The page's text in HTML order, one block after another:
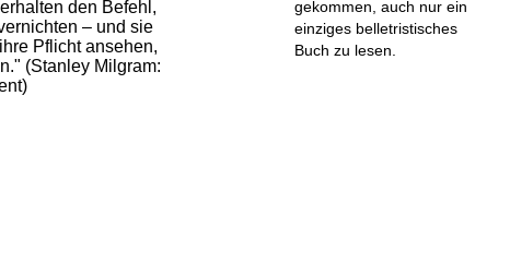
den Befehl,
– und sie
Pflicht ansehen,
(Stanley Milgram:
gekommen, auch nur ein
einziges belletristisches
Buch zu lesen.